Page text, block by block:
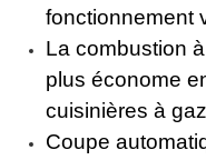
fonctionnement
La combustion
plus économe
cuisinières à
Coupe